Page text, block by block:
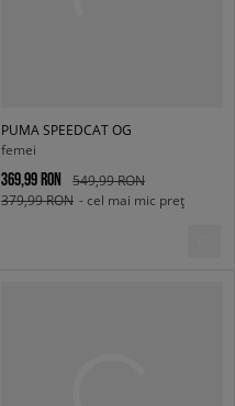
PUMA SPEEDCAT OG
femei
369,99 RON
549,99 RON
379,99 RON - cel mai mic preț